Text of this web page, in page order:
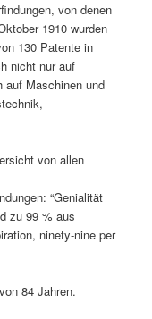
von denen
1910 wurden
130 Patente in
nicht nur auf
auf Maschinen und
von allen
“Genialität
zu 99 % aus
ninety-nine per
84 Jahren.